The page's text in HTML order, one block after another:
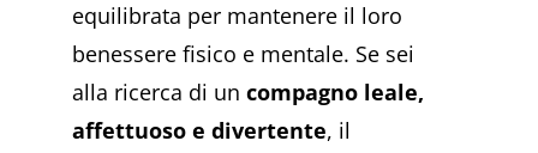
equilibrata per mantenere il loro
benessere fisico e mentale. Se sei
alla ricerca di un compagno leale,
affettuoso e divertente, il